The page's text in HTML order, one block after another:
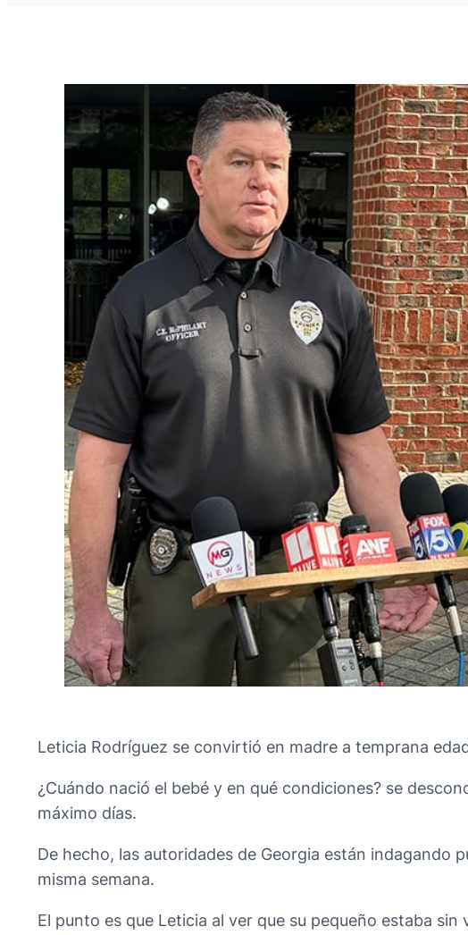
Leticia Rodríguez se convirtió en madre a temprana
¿Cuándo nació el bebé y en qué condiciones? se
máximo días.
De hecho, las autoridades de Georgia están indagando
misma semana.
El punto es que Leticia al ver que su pequeño estaba